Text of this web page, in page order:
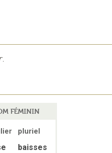
.
FÉMININ
pluriel
baisses